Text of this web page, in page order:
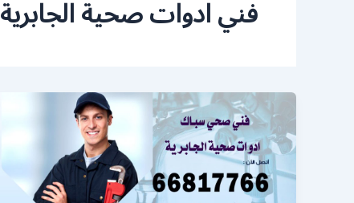
فني ادوات صحية الجابرية